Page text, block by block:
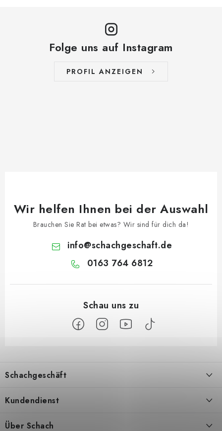
Folge uns auf Instagram
PROFIL ANZEIGEN
Wir helfen Ihnen bei der Auswahl
Brauchen Sie Rat bei etwas? Wir sind für dich da!
info@schachgeschaft.de
0163 764 6812
ß
z
e
Schachgeschäft
Über uns
Kontakt
Kundendienst
Geschäftsbedingungen
Über Schach